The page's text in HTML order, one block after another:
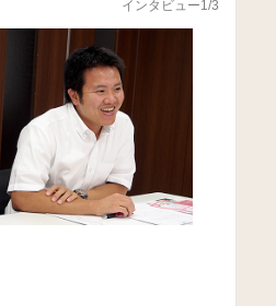
インタビュー1/3